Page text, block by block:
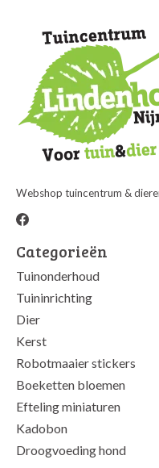
Webshop tuincentrum &
Categorieën
Tuinonderhoud
Tuininrichting
Dier
Kerst
Robotmaaier stickers
Boeketten bloemen
Efteling miniaturen
Kadobon
Droogvoeding hond